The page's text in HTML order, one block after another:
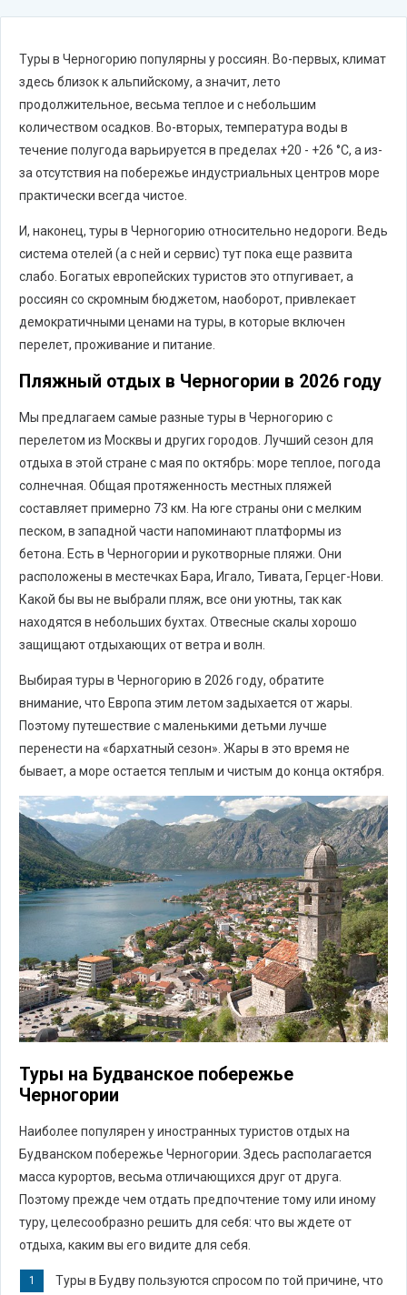
Туры в Черногорию популярны у россиян. Во-первых, климат
здесь близок к альпийскому, а значит, лето
продолжительное, весьма теплое и с небольшим
количеством осадков. Во-вторых, температура воды в
течение полугода варьируется в пределах +20 - +26 °C, а из-
за отсутствия на побережье индустриальных центров море
практически всегда чистое.
И, наконец, туры в Черногорию относительно недороги. Ведь
система отелей (а с ней и сервис) тут пока еще развита
слабо. Богатых европейских туристов это отпугивает, а
россиян со скромным бюджетом, наоборот, привлекает
демократичными ценами на туры, в которые включен
перелет, проживание и питание.
Пляжный отдых в Черногории в 2026 году
Мы предлагаем самые разные туры в Черногорию с
перелетом из Москвы и других городов. Лучший сезон для
отдыха в этой стране с мая по октябрь: море теплое, погода
солнечная. Общая протяженность местных пляжей
составляет примерно 73 км. На юге страны они с мелким
песком, в западной части напоминают платформы из
бетона. Есть в Черногории и рукотворные пляжи. Они
расположены в местечках Бара, Игало, Тивата, Герцег-Нови.
Какой бы вы не выбрали пляж, все они уютны, так как
находятся в небольших бухтах. Отвесные скалы хорошо
защищают отдыхающих от ветра и волн.
Выбирая туры в Черногорию в 2026 году, обратите
внимание, что Европа этим летом задыхается от жары.
Поэтому путешествие с маленькими детьми лучше
перенести на «бархатный сезон». Жары в это время не
бывает, а море остается теплым и чистым до конца октября.
Туры на Будванское побережье
Черногории
Наиболее популярен у иностранных туристов отдых на
Будванском побережье Черногории. Здесь располагается
масса курортов, весьма отличающихся друг от друга.
Поэтому прежде чем отдать предпочтение тому или иному
туру, целесообразно решить для себя: что вы ждете от
отдыха, каким вы его видите для себя.
Туры в Будву пользуются спросом по той причине, что